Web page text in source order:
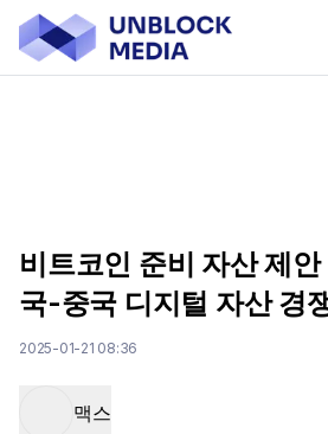
비트코인 준비 자산 제안
국-중국 디지털 자산 경
2025-01-21 08:36
맥스